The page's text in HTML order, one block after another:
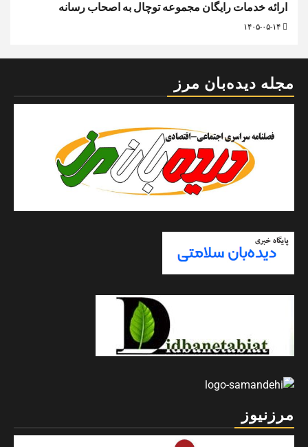
ارائه خدمات رایگان مجموعه توچال به اصحاب رسانه
مجله دیده‌بان مرز
مرزنیوز